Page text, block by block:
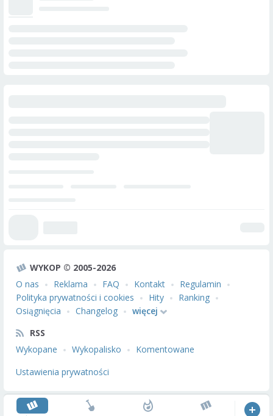
WYKOP © 2005-2026
O nas
Reklama FAQ Kontakt
Regulamin
Polityka prywatności i cookies
Hity
Ranking
Osiągnięcia
Changelog
więcej
RSS
Wykopane
Wykopalisko
Komentowane
Ustawienia prywatności